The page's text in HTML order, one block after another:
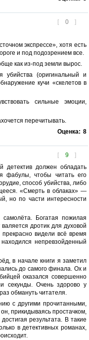
[ 0 ]
экспрессе», хотя есть
и под подозрением все.
как из-под земли вырос.
убийства (оригинальный и
кучи «скелетов в
сильные эмоции,
перечитывать.
Оценка: 8
[ 9 ]
детектив должен обладать
фабулы, чтобы читать его
способ убийства, либо
«Смерть в облаках» —
но по части интересности
Богатая пожилая
дротик для духовой
видели всё время
непревзойденный
в начале книги я заметил
до самого финала. Ох и
оказался совершенно
секунды. Очень здорово у
обмануть читателя.
с другими прочитанными,
прикидываясь простачком,
результата. В такие
в детективных романах,